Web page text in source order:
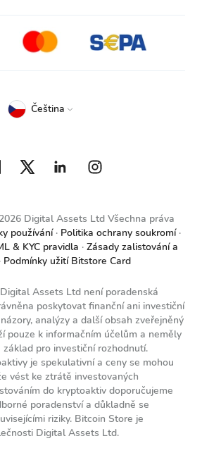
Digital Assets Ltd Všechna práva
používání
Politika ochrany soukromí
& KYC pravidla
Zásady zalistování a
Podmínky užití Bitstore Card
Čeština
Assets Ltd není poradenská
poskytovat finanční ani investiční
analýzy a další obsah zveřejněný
pouze k informačním účelům a neměly
pro investiční rozhodnutí.
je spekulativní a ceny se mohou
vést ke ztrátě investovaných
do kryptoaktiv doporučujeme
poradenství a důkladně se
riziky. Bitcoin Store je
Digital Assets Ltd.